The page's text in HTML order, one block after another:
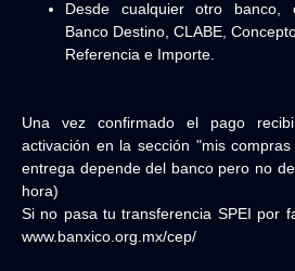
Desde cualquier otro banco,
Banco Destino, CLABE,
Referencia e Importe.
Una vez confirmado el pago
activación en la sección "mis
entrega depende del banco pero no
hora)
Si no pasa tu transferencia SPEI por
www.banxico.org.mx/cep/